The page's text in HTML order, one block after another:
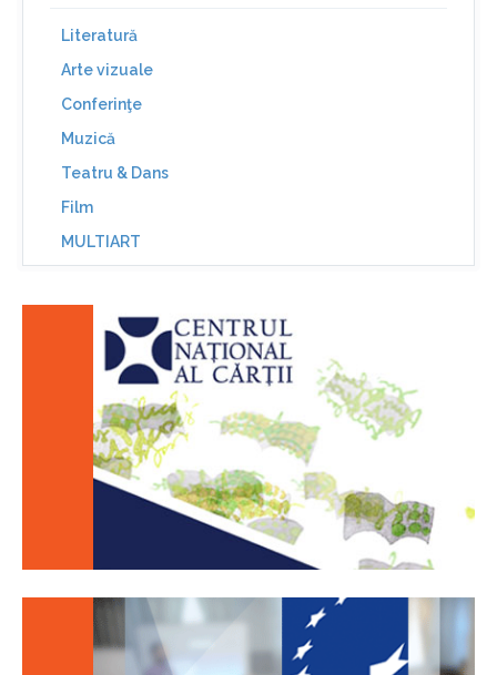
Literatură
Arte vizuale
Conferinţe
Muzică
Teatru & Dans
Film
MULTIART